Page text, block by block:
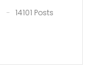
14101 Posts